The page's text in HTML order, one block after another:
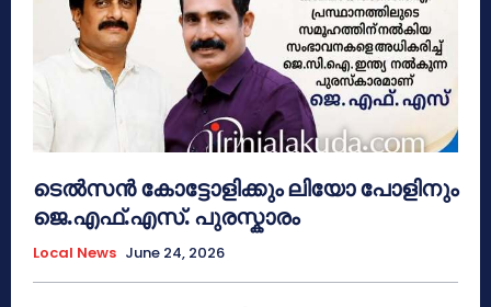
ടെൽസൻ കോട്ടോളിക്കും ലിയോ പോളിനും
ജെ.എഫ്.എസ്. പുരസ്കാരം
Local News June 24, 2026